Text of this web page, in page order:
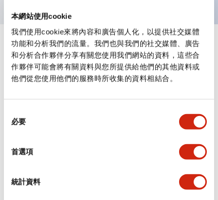
本網站使用cookie
我們使用cookie來將內容和廣告個人化，以提供社交媒體
功能和分析我們的流量。我們也與我們的社交媒體、廣告
和分析合作夥伴分享有關您使用我們網站的資料，這些合
作夥伴可能會將有關資料與您所提供給他們的其他資料或
他們從您使用他們的服務時所收集的資料相結合。
必要
首選項
統計資料
規格 顯示全部
審美規範
環境規範
功能規格